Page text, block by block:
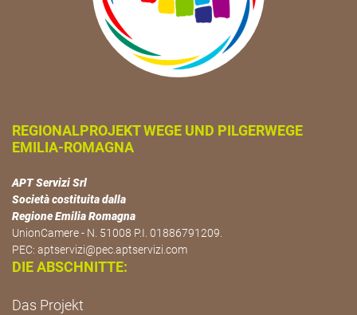
REGIONALPROJEKT WEGE UND PILGERWEGE
EMILIA-ROMAGNA
APT Servizi Srl
Società costituita dalla
Regione Emilia Romagna
UnionCamere - N. 51008 P.I. 01886791209.
PEC: aptservizi@pec.aptservizi.com
DIE ABSCHNITTE:
Das Projekt